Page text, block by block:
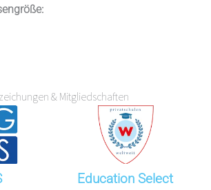
& Mitgliedschaften
Education Select